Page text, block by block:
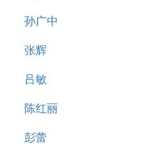
孙广中
张辉
吕敏
陈红丽
彭蕾